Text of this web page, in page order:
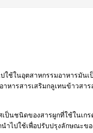
ใช้ในอุตสาหกรรมอาหารมัน
ารสารเสริมกลูเทนข้าวสา
ป็นชนิดของสารผูกที่ใช้ในเก
าไปใช้เพื่อปรับปรุงลักษณะ